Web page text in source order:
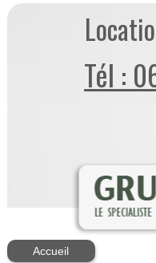
Tél :
Accueil